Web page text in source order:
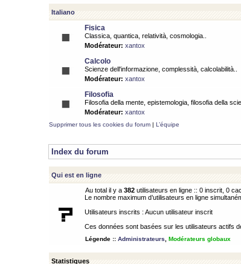
Italiano
Fisica
Classica, quantica, relatività, cosmologia..
Modérateur: xantox
Calcolo
Scienze dell'informazione, complessità, calcolabilità..
Modérateur: xantox
Filosofia
Filosofia della mente, epistemologia, filosofia della
Modérateur: xantox
Supprimer tous les cookies du forum | L’équipe
Index du forum
Qui est en ligne
Au total il y a 382 utilisateurs en ligne :: 0 inscrit, 0
Le nombre maximum d’utilisateurs en ligne
Utilisateurs inscrits : Aucun utilisateur inscrit
Ces données sont basées sur les utilisateurs actifs
Légende :: Administrateurs Modérateurs globaux
Statistiques